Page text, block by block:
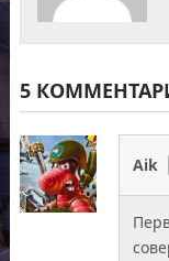
5
Aik